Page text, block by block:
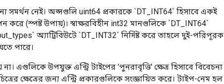
সমর্থন নেই। অপ্সগুলি uint64 প্রকারকে `DT_INT64` হিসাবে একই
করে (স্পষ্ট উপায়)। স্বাক্ষরবিহীন int32 মানগুলিকে `DT_INT64`
অ্যাট্রিবিউটে `DT_INT32` নির্দিষ্ট করে তাহলে দুই-পরিপূরক
পারে।
এগুলিকে উপযুক্ত এন্ট্রি টাইপের 'পুনরাবৃত্তি' ক্ষেত্র হিসাবে বিবেচনা
ক্ষেত্রের জন্য এন্ট্রি প্রকারগুলিকে সংজ্ঞায়িত করে। টাইপ-নেম হল